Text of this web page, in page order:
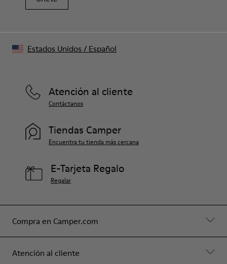
Compra en Camper.com
Atención al cliente
Atención al cliente
Contáctanos
Tiendas Camper
Encuentra tu tienda más cercana
E-Tarjeta Regalo
Regalar
Estados Unidos / Español